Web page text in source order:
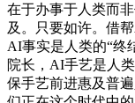
在于办事于人类而
及。只要如许。借
AI事实是人类的“终
院长，AI手艺是人
保手艺前进惠及普